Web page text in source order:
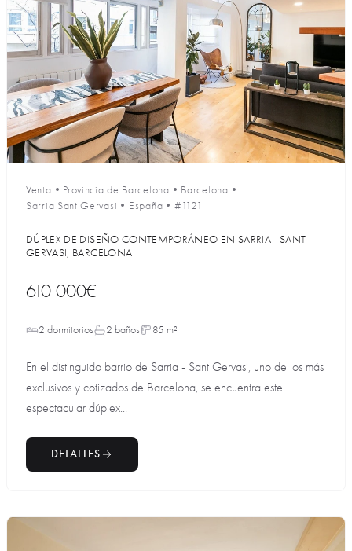
Venta • Provincia de Barcelona • Barcelona •
Sarria Sant Gervasi • España • #1121
DÚPLEX DE DISEÑO CONTEMPORÁNEO EN SARRIA - SANT
GERVASI, BARCELONA
610 000€
2 dormitorios 2 baños 85 m²
En el distinguido barrio de Sarria - Sant Gervasi, uno de los más
exclusivos y cotizados de Barcelona, se encuentra este
espectacular dúplex...
DETALLES